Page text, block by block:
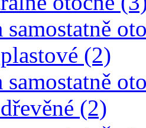
samostatně
(2)
samostatně
(2)